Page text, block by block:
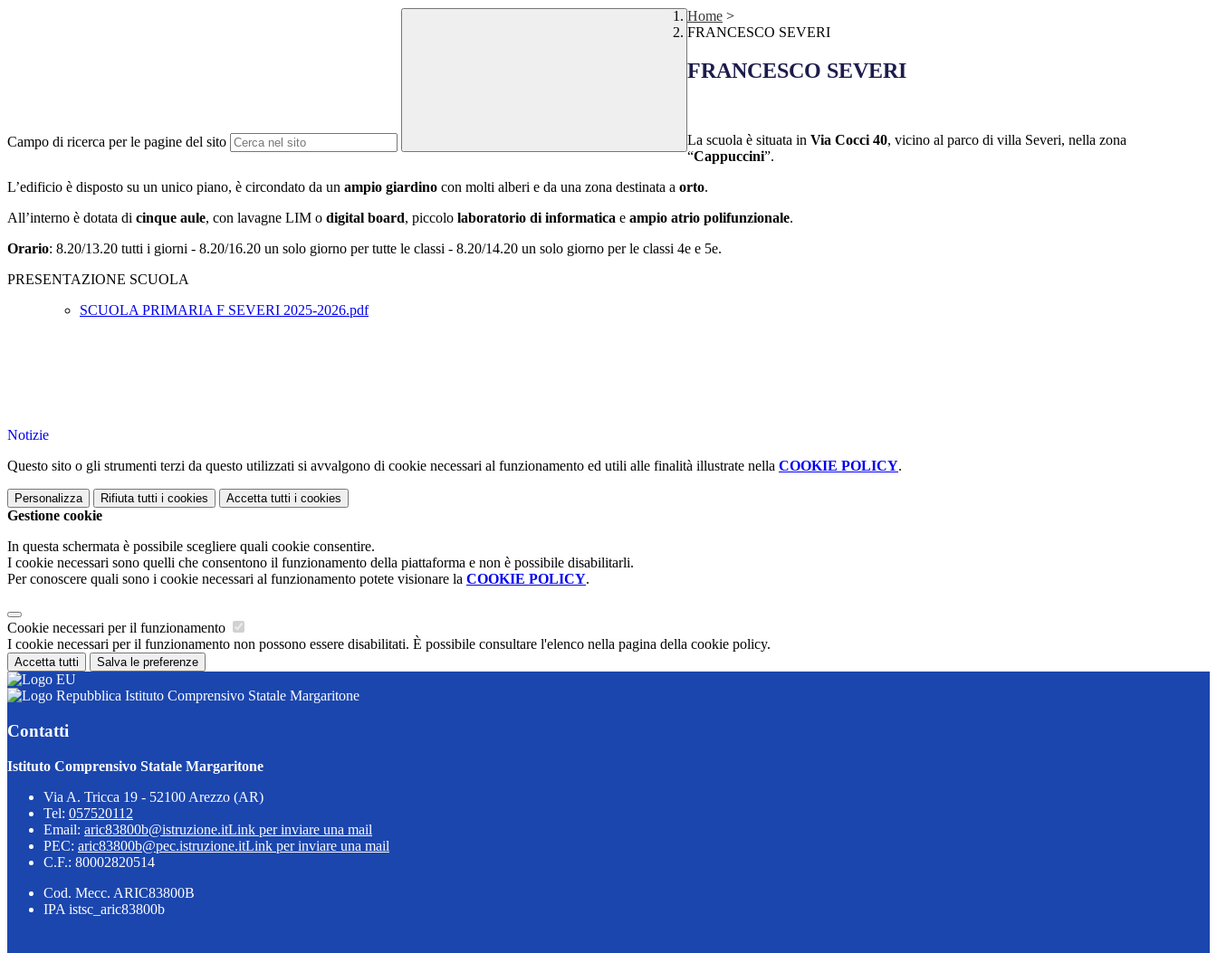
Campo di ricerca per le pagine del sito
Home >
FRANCESCO SEVERI
FRANCESCO SEVERI
La scuola è situata in Via Cocci 40, vicino al parco di villa Severi, nella zona
“Cappuccini”.
L’edificio è disposto su un unico piano, è circondato da un ampio giardino con molti alberi e da una zona destinata a orto.
All’interno è dotata di cinque aule, con lavagne LIM o digital board, piccolo laboratorio di informatica e ampio atrio polifunzionale.
Orario: 8.20/13.20 tutti i giorni - 8.20/16.20 un solo giorno per tutte le classi - 8.20/14.20 un solo giorno per le classi 4e e 5e.
PRESENTAZIONE SCUOLA
SCUOLA PRIMARIA F SEVERI 2025-2026.pdf
Notizie
Questo sito o gli strumenti terzi da questo utilizzati si avvalgono di cookie necessari al funzionamento ed utili alle finalità illustrate nella COOKIE POLICY.
Personalizza Rifiuta tutti i cookies Accetta tutti i cookies
Gestione cookie
In questa schermata è possibile scegliere quali cookie consentire.
I cookie necessari sono quelli che consentono il funzionamento della piattaforma e non è possibile disabilitarli.
Per conoscere quali sono i cookie necessari al funzionamento potete visionare la COOKIE POLICY.
Cookie necessari per il funzionamento
I cookie necessari per il funzionamento non possono essere disabilitati. È possibile consultare l'elenco nella pagina della cookie policy.
Accetta tutti Salva le preferenze
Istituto Comprensivo Statale Margaritone
Contatti
Istituto Comprensivo Statale Margaritone
Via A. Tricca 19 - 52100 Arezzo (AR)
Tel: 057520112
Email: aric83800b@istruzione.itLink per inviare una mail
PEC: aric83800b@pec.istruzione.itLink per inviare una mail
C.F.: 80002820514
Cod. Mecc. ARIC83800B
IPA istsc_aric83800b